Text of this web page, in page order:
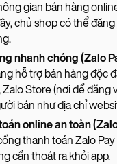
gian bán hàng
chủ shop có thể
nhanh chóng (Zalo
hỗ trợ bán hàng độc
Store (nơi để đăng
bán như địa chỉ
online an toàn
thanh toán Zalo
cần thoát ra khỏi app.